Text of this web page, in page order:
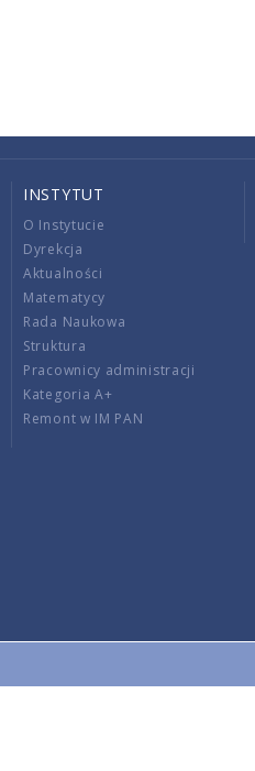
INSTYTUT
O Instytucie
Dyrekcja
Aktualności
Matematycy
Rada Naukowa
Struktura
Pracownicy administracji
Kategoria A+
Remont w IM PAN